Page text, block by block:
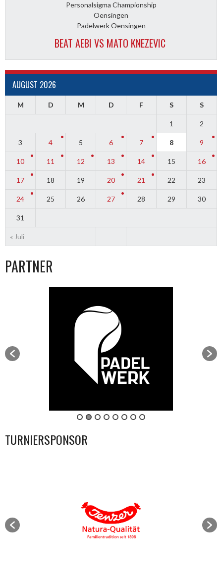
Personalsigma Championship
Oensingen
Padelwerk Oensingen
BEAT AEBI VS MATO KNEZEVIC
AUGUST 2026
M D M D F S S
« Juli
1 2
3 4 5 6 7 8 9
10 11 12 13 14 15 16
17 18 19 20 21 22 23
24 25 26 27 28 29 30
31
PARTNER
TURNIERSPONSOR